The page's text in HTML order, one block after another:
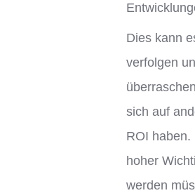
Dies kann
verfolgen
sich auf
ROI
hoher
werden